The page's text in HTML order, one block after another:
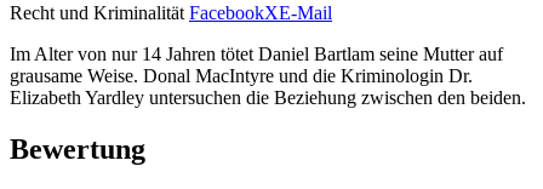
Recht und Kriminalität FacebookXE-Mail
Im Alter von nur 14 Jahren tötet Daniel Bartlam seine Mutter auf
grausame Weise. Donal MacIntyre und die Kriminologin Dr.
Elizabeth Yardley untersuchen die Beziehung zwischen den beiden.
Bewertung